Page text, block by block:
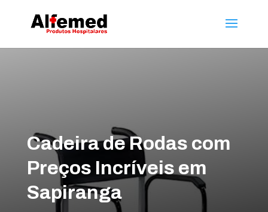
Cadeira de Rodas com
Preços Incríveis em
Sapiranga